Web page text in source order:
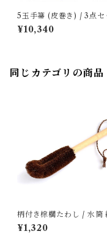
5玉手箒 (皮巻き) / 3点セ
｜ 山本勝之助商店
¥10,340
同じカテゴリの商品
柄付き棕櫚たわし / 水筒
｜ 山本勝之助商店
¥1,320